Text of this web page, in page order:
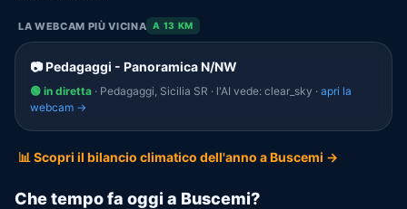
LA WEBCAM PIÙ VICINA A 13 KM
📷 Pedagaggi - Panoramica N/NW
🟢 in diretta · Pedagaggi, Sicilia SR · l'AI vede: clear_sky · apri la
webcam →
📊 Scopri il bilancio climatico dell'anno a Buscemi →
Che tempo fa oggi a Buscemi?